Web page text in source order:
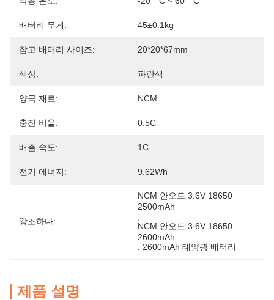
배터리 무게: 45±0.1kg
참고 배터리 사이즈: 20*20*67mm
색상: 파란색
양극 재료: NCM
충전 비율: 0.5C
배출 속도: 1C
전기 에너지: 9.62Wh
강조하다:
NCM 안오드 3.6V 18650
2500mAh
NCM 안오드 3.6V 18650
2600mAh
2600mAh 태양광 배터리
제품 설명